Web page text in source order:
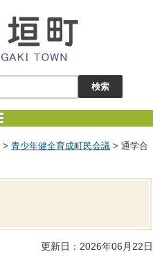
> 青少年健全育成町民会議 > 通学合
更新日：2026年06月22日